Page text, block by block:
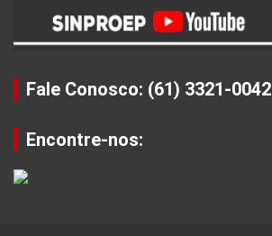
Fale Conosco: (61) 3321-0042
Encontre-nos: